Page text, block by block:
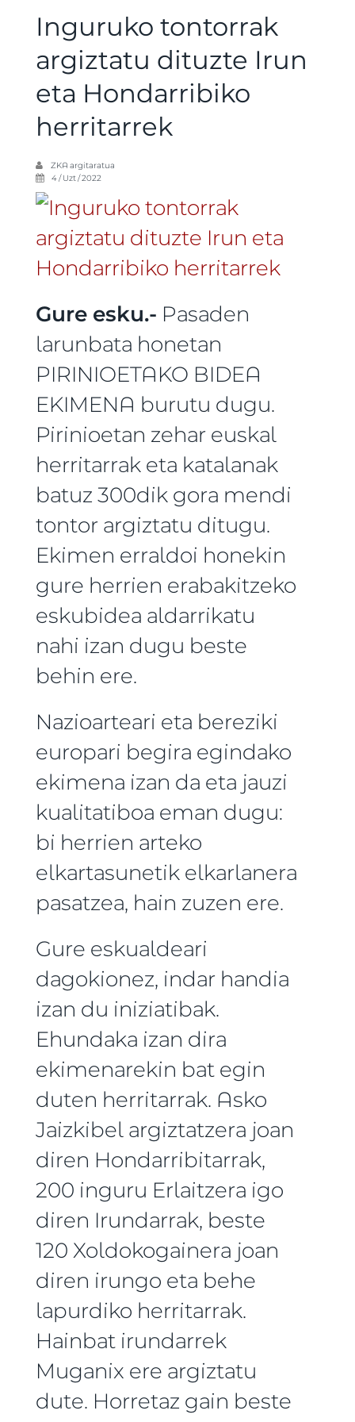
Inguruko tontorrak
argiztatu dituzte Irun
eta Hondarribiko
herritarrek
ZKA argitaratua
4 / Uzt / 2022
Gure esku.- Pasaden
larunbata honetan
PIRINIOETAKO BIDEA
EKIMENA burutu dugu.
Pirinioetan zehar euskal
herritarrak eta katalanak
batuz 300dik gora mendi
tontor argiztatu ditugu.
Ekimen erraldoi honekin
gure herrien erabakitzeko
eskubidea aldarrikatu
nahi izan dugu beste
behin ere.
Nazioarteari eta bereziki
europari begira egindako
ekimena izan da eta jauzi
kualitatiboa eman dugu:
bi herrien arteko
elkartasunetik elkarlanera
pasatzea, hain zuzen ere.
Gure eskualdeari
dagokionez, indar handia
izan du iniziatibak.
Ehundaka izan dira
ekimenarekin bat egin
duten herritarrak. Asko
Jaizkibel argiztatzera joan
diren Hondarribitarrak,
200 inguru Erlaitzera igo
diren Irundarrak, beste
120 Xoldokogainera joan
diren irungo eta behe
lapurdiko herritarrak.
Hainbat irundarrek
Muganix ere argiztatu
dute. Horretaz gain beste